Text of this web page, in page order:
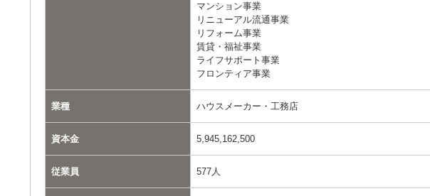
マンション事業
リニューアル流通事業
リフォーム事業
賃貸・福祉事業
ライフサポート事業
フロンティア事業
業種 ハウスメーカー・工務店
資本金 5,945,162,500
従業員 577人